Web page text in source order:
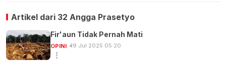
Artikel dari 32 Angga Prasetyo
Fir'aun Tidak Pernah Mati
OPINI 19 Jul 2025 05:20